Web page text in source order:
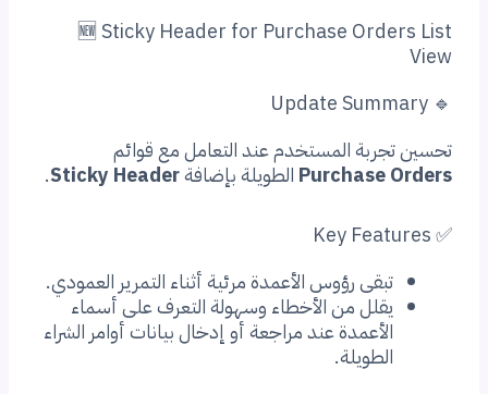
🆕 Sticky Header for Purchase Orders List
View
🔹 Update Summary
تحسين تجربة المستخدم عند التعامل مع قوائم
Purchase Orders الطويلة بإضافةSticky Header
.
✅ Key Features
تبقى رؤوس الأعمدة مرئية أثناء التمرير العمودي.
يقلل من الأخطاء وسهولة التعرف على أسماء
الأعمدة عند مراجعة أو إدخال بيانات أوامر الشراء
الطويلة.